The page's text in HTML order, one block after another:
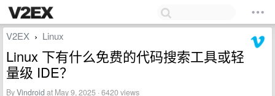
V2EX › Linux
Linux 下有什么免费的代码搜索工具或轻
量级 IDE？
ByVindroid at May 9, 2025 · 6420 views